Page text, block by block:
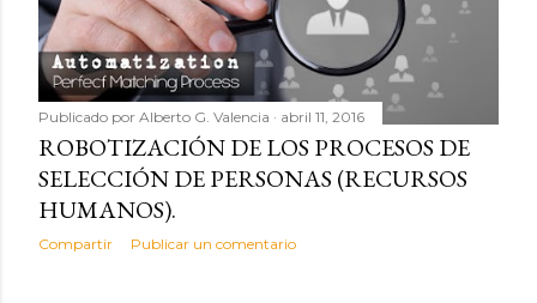
d
a
s
Publicado por Alberto G. Valencia abril 11, 2016
ROBOTIZACIÓN DE LOS PROCESOS DE
SELECCIÓN DE PERSONAS (RECURSOS
HUMANOS).
Compartir Publicar un comentario